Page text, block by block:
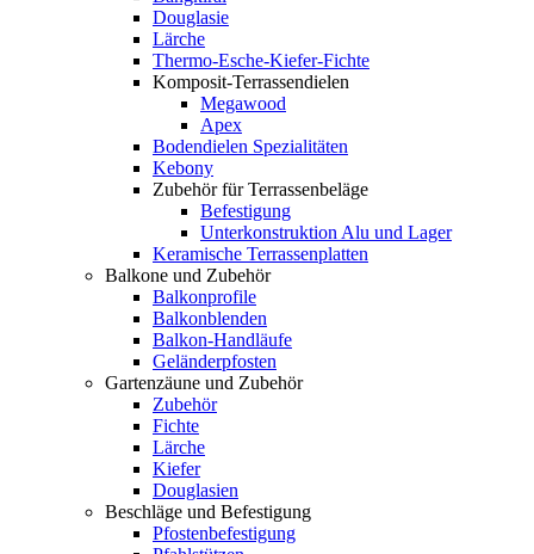
Douglasie
Lärche
Thermo-Esche-Kiefer-Fichte
Komposit-Terrassendielen
Megawood
Apex
Bodendielen Spezialitäten
Kebony
Zubehör für Terrassenbeläge
Befestigung
Unterkonstruktion Alu und Lager
Keramische Terrassenplatten
Balkone und Zubehör
Balkonprofile
Balkonblenden
Balkon-Handläufe
Geländerpfosten
Gartenzäune und Zubehör
Zubehör
Fichte
Lärche
Kiefer
Douglasien
Beschläge und Befestigung
Pfostenbefestigung